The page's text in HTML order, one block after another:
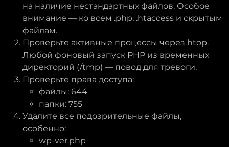
на наличие нестандартных файлов. Особое
внимание — ко всем .php, .htaccess и скрытым
файлам.
Проверьте активные процессы через htop.
Любой фоновый запуск PHP из временных
директорий (/tmp) — повод для тревоги.
Проверьте права доступа:
файлы: 644
папки: 755
Удалите все подозрительные файлы,
особенно:
wp-ver.php